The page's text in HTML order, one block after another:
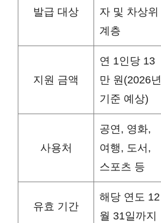
발급 대상
자 및 차상위
계층
지원 금액
연 1인당 13
만 원(2026년
기준 예상)
사용처
공연, 영화,
여행, 도서,
스포츠 등
유효 기간
해당 연도 12
월 31일까지